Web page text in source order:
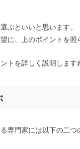
ぶといいと思います。
に、上のポイントを
トを詳しく説明します
専門家には以下の二つ